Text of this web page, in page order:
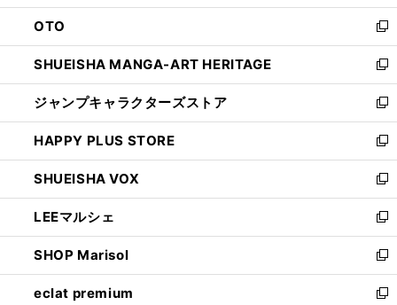
ウ
で
開
く
ン
ド
ウ
で
開
く
OTO
新
し
い
ウ
ィ
ン
ド
ウ
で
開
く
SHUEISHA MANGA-ART HERITAGE
新
し
い
ウ
ィ
ン
ド
ウ
で
開
く
ジャンプキャラクターズストア
新
し
い
ウ
ィ
ン
ド
ウ
で
開
く
HAPPY PLUS STORE
新
し
い
ウ
ィ
ン
ド
ウ
で
SHUEISHA VOX
新
し
い
ウ
ィ
ン
ド
LEEマルシェ
新
し
い
ウ
ィ
SHOP Marisol
新
し
い
eclat premium
新